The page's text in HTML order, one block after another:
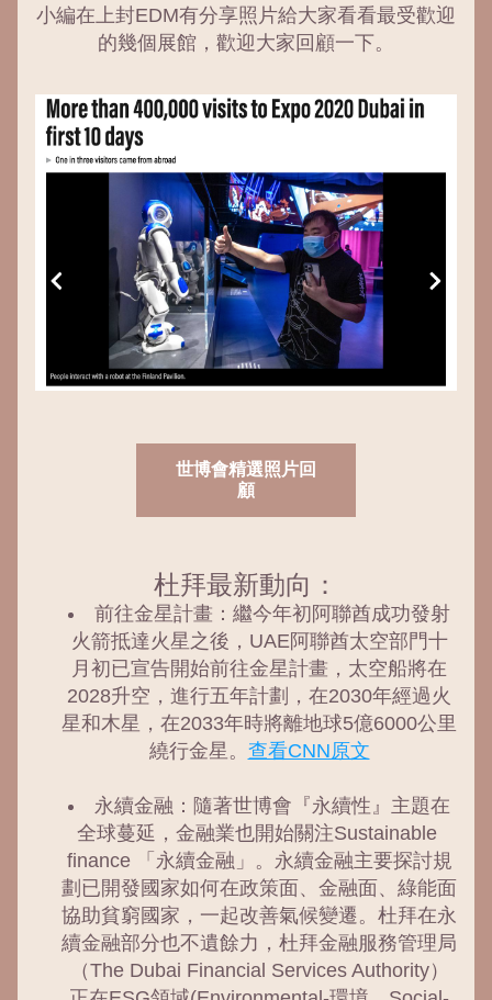
小編在上封EDM有分享照片給大家看看最受歡迎
的幾個展館，歡迎大家回顧一下。
世博會精選照片回
顧
杜拜最新動向：
前往金星計畫：繼今年初阿聯酋成功發射
火箭抵達火星之後，UAE阿聯酋太空部門十
月初已宣告開始前往金星計畫，太空船將在
2028升空，進行五年計劃，在2030年經過火
星和木星，在2033年時將離地球5億6000公里
繞行金星。 查看CNN原文
永續金融：隨著世博會『永續性』主題在
全球蔓延，金融業也開始關注Sustainable
finance 「永續金融」。永續金融主要探討規
劃已開發國家如何在政策面、金融面、綠能面
協助貧窮國家，一起改善氣候變遷。杜拜在永
續金融部分也不遺餘力，杜拜金融服務管理局
（The Dubai Financial Services Authority）